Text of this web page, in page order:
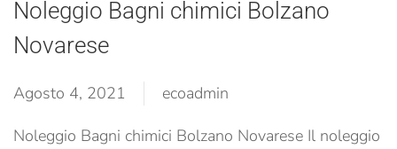
Noleggio Bagni chimici Bolzano
Novarese
Agosto 4, 2021
ecoadmin
Noleggio Bagni chimici Bolzano Novarese Il noleggio